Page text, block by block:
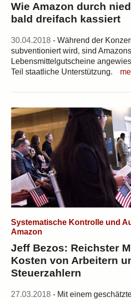
Wie Amazon durch
bald dreifach kassiert
30.04.2018 - Während der
subventioniert wird, sind
Lebensmittelgutscheine
Teil staatliche Unterstützung.
Systematische Kontrolle und
Amazon
Jeff Bezos: Reichster
Kosten von Arbeitern
Steuerzahlern
27.03.2018 - Mit einem